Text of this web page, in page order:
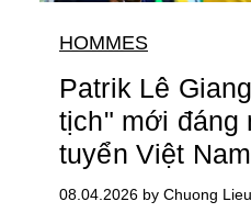
HOMMES
Patrik Lê
tịch" mới đáng
tuyển Việt Nam
08.04.2026 by Chuong Lieu